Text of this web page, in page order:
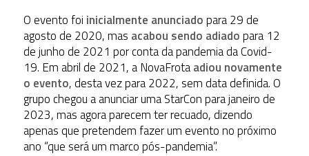
O evento foi inicialmente anunciadopara 29 de
agosto de 2020, mas acabou sendo adiadopara 12
de junho de 2021 por conta da pandemia da Covid-
19. Em abril de 2021, a NovaFrotaadiou novamente
o evento, desta vez para 2022, sem data definida. O
grupo chegou a anunciar uma StarCon para janeiro de
2023, mas agora parecem ter recuado, dizendo
apenas que pretendem fazer um evento no próximo
ano “que será um marco pós-pandemia”.